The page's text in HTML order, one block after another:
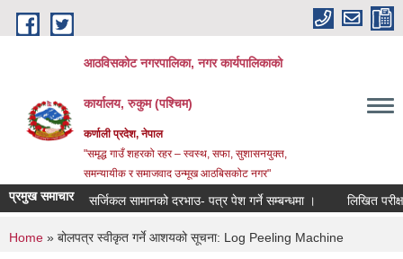
Skip to main content
आठविसकोट नगरपालिका, नगर कार्यपालिकाको
कार्यालय, रुकुम (पश्चिम)
कर्णाली प्रदेश, नेपाल
"समृद्ध गाउँ शहरको रहर – स्वस्थ, सफा, सुशासनयुक्त,
समन्यायीक र समाजवाद उन्मूख आठबिसकोट नगर"
प्रमुख समाचारसर्जिकल सामानको दरभाउ- पत्र पेश गर्ने सम्बन्धमा । लिखित परीक्षाको
You are here
Home » बोलपत्र स्वीकृत गर्ने आशयको सूचना: Log Peeling Machine